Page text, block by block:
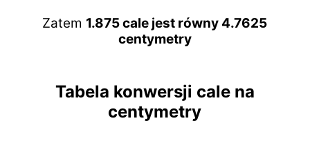
Zatem 1.875 cale jest równy 4.7625
centymetry
Tabela konwersji cale na
centymetry